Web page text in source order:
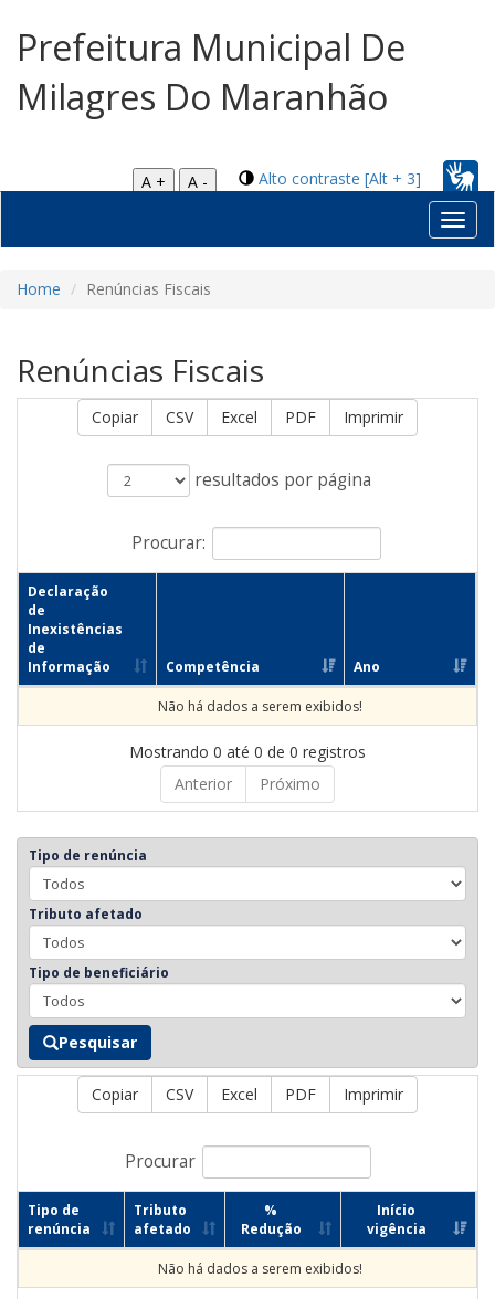
Prefeitura Municipal De
Milagres Do Maranhão
Alto contraste [Alt + 3]
A +
A -
Home Renúncias Fiscais
Renúncias Fiscais
Copiar CSV Excel PDF Imprimir
resultados por página
Procurar:
Declaração
de
Inexistências
de
Informação
Competência Ano
Não há dados a serem exibidos!
Mostrando 0 até 0 de 0 registros
Anterior
Próximo
Tipo de renúncia
Tributo afetado
Tipo de beneficiário
Pesquisar
Copiar CSV Excel PDF Imprimir
Procurar
Tipo de
renúncia
Tributo
afetado
%
Redução
Início
vigência
Não há dados a serem exibidos!